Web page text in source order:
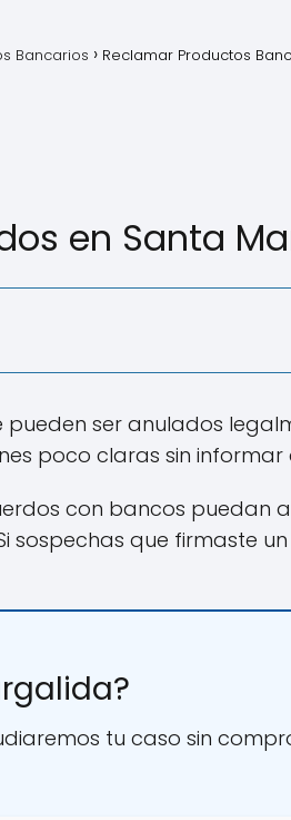
Bancarios
Reclamar Productos
en Santa
ser anulados
poco claras sin informar
con bancos puedan
sospechas que firmaste
tu caso sin